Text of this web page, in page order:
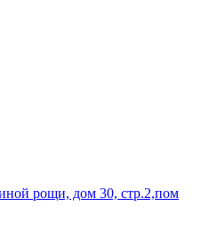
рощи, дом 30, стр.2,пом